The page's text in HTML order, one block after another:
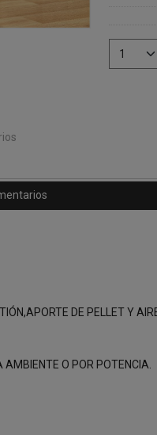
DE PELLET Y
O POR POTENCIA.